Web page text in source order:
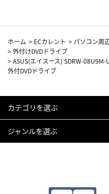
ホーム > ECカレント > パソコン周
>外付けDVDドライブ
>ASUS(エイスース) SDRW-
外付DVDドライブ
カテゴリを選ぶ
ジャンルを選ぶ